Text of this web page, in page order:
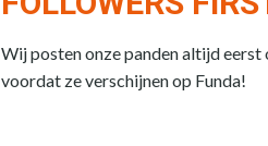
Wij posten onze panden altijd
voordat ze verschijnen op Funda!